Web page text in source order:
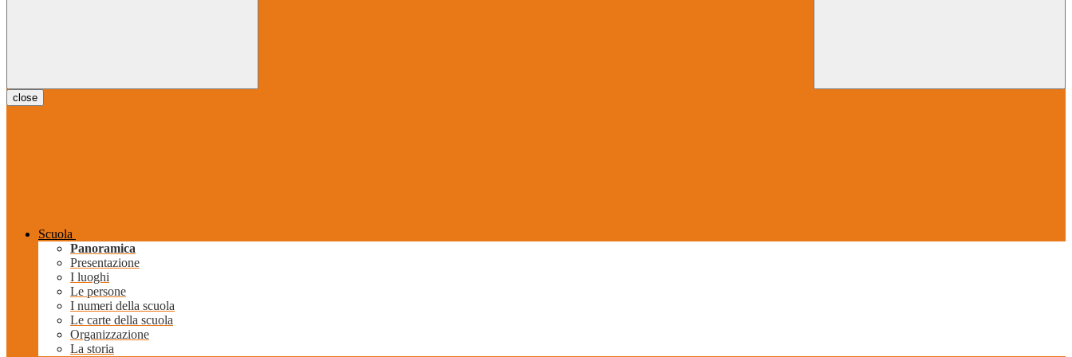
close
Scuola
Panoramica
Presentazione
I luoghi
Le persone
I numeri della scuola
Le carte della scuola
Organizzazione
La storia